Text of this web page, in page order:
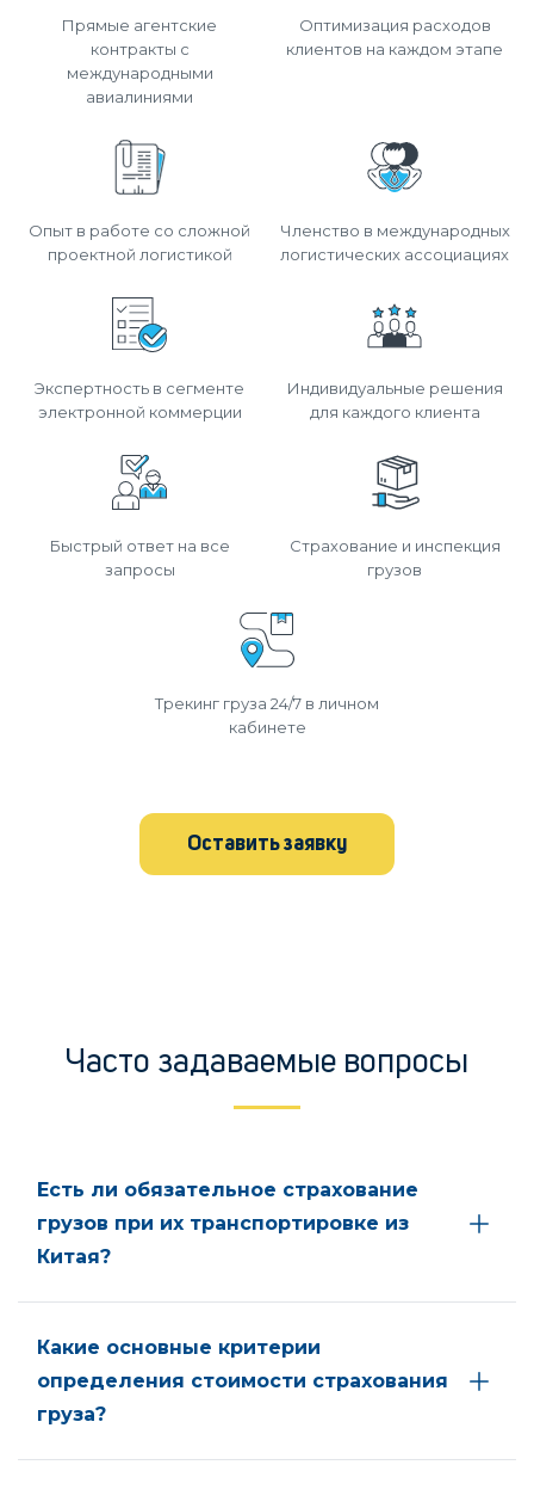
Прямые агентские
контракты с
международными
авиалиниями
Оптимизация расходов
клиентов на каждом этапе
Опыт в работе со сложной
проектной логистикой
Членство в международных
логистических ассоциациях
Экспертность в сегменте
электронной коммерции
Индивидуальные решения
для каждого клиента
Быстрый ответ на все
запросы
Страхование и инспекция
грузов
Трекинг груза 24/7 в личном
кабинете
Оставить заявку
Часто задаваемые вопросы
Есть ли обязательное страхование
грузов при их транспортировке из
Китая?
Какие основные критерии
определения стоимости страхования
груза?